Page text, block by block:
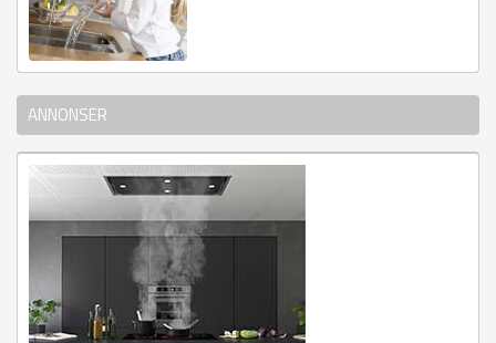
ANNONSER